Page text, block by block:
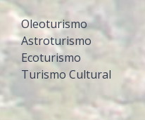
Oleoturismo
Astroturismo
Ecoturismo
Turismo Cultural